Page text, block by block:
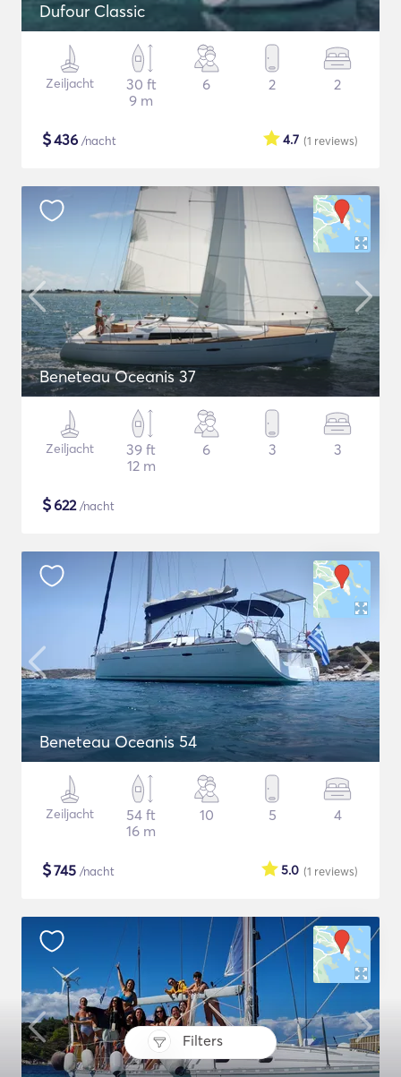
Filters
Dufour Classic
Zeiljacht
30 ft
9 m
6 2 2
$436 /nacht (1 reviews)
4.7
Beneteau Oceanis 37
Zeiljacht
39 ft
12 m
6 3 3
$622/nacht
Beneteau Oceanis 54
Zeiljacht
54 ft
16 m
10 5 4
$745 /nacht (1 reviews)
5.0